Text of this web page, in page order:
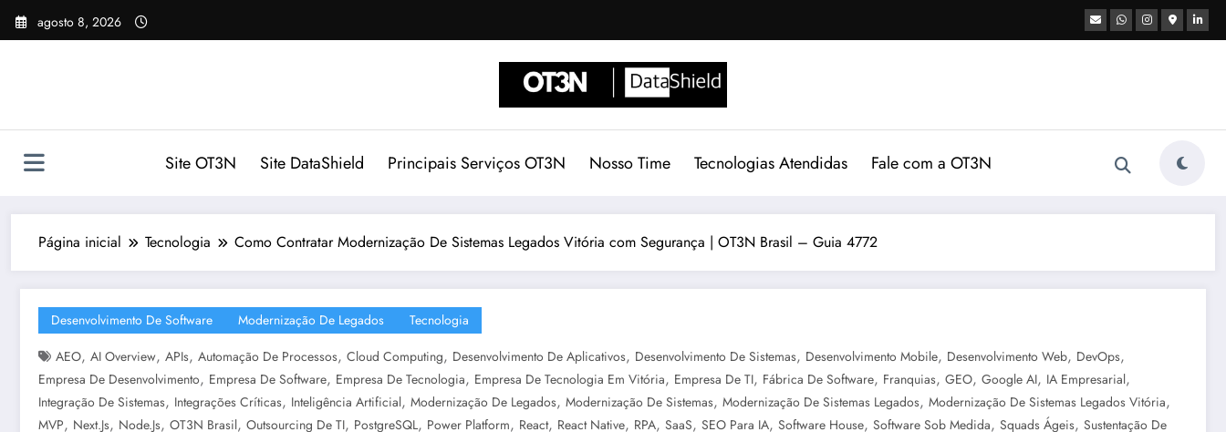
Pular
para
agosto 8, 2026
Site OT3N Site DataShield Principais Serviços OT3N Nosso Time Tecnologias Atendidas Fale com a OT3N
Página inicial Tecnologia Como Contratar Modernização De Sistemas Legados Vitória com Segurança | OT3N Brasil – Guia 4772
Desenvolvimento De Software Modernização De Legados
Tecnologia
AEO, AI Overview, APIs, Automação De Processos, Cloud Computing, Desenvolvimento De Aplicativos, Desenvolvimento De Sistemas, Desenvolvimento Mobile, Desenvolvimento Web, DevOps,
Empresa De Desenvolvimento, Empresa De Software, Empresa De Tecnologia, Empresa De Tecnologia Em Vitória, Empresa De TI, Fábrica De Software, Franquias, GEO, Google AI, IA Empresarial,
Integração De Sistemas, Integrações Críticas, Inteligência Artificial, Modernização De Legados, Modernização De Sistemas, Modernização De Sistemas Legados, Modernização De Sistemas Legados Vitória,
MVP, Next.js, Node.js, OT3N Brasil, Outsourcing De TI, PostgreSQL, Power Platform, React, React Native, RPA, SaaS, SEO Para IA, Software House, Software Sob Medida, Squads Ágeis, Sustentação De